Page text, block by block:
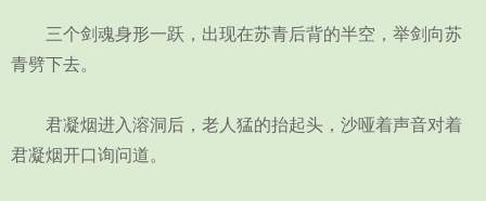
三个剑魂身形一跃，出现在苏青后背的半空，举剑向苏
青劈下去。
君凝烟进入溶洞后，老人猛的抬起头，沙哑着声音对着
君凝烟开口询问道。